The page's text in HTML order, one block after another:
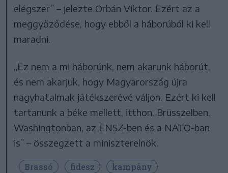
elégszer” – jelezte Orbán Viktor. Ezért az a
meggyőződése, hogy ebből a háborúból ki kell
maradni.
„Ez nem a mi háborúnk, nem akarunk háborút,
és nem akarjuk, hogy Magyarország újra
nagyhatalmak játékszerévé váljon. Ezért ki kell
tartanunk a béke mellett, itthon, Brüsszelben,
Washingtonban, az ENSZ-ben és a NATO-ban
is” – összegzett a miniszterelnök.
Brassó fidesz kampány